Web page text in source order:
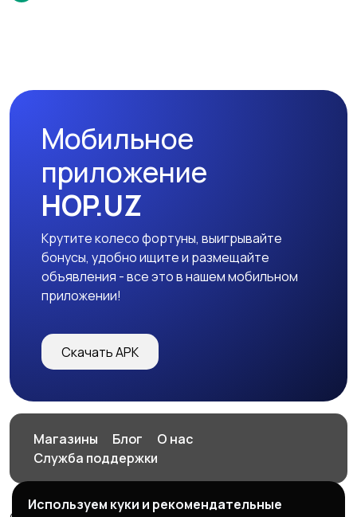
Мобильное
приложение
HOP.UZ
Крутите колесо фортуны, выигрывайте
бонусы, удобно ищите и размещайте
объявления - все это в нашем мобильном
приложении!
Скачать APK
Магазины Блог
О нас
Служба поддержки
Используем куки и рекомендательные